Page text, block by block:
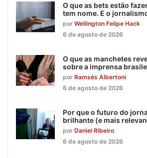
O que as bets estão
tem nome. E o
por Wellington Felipe Hack
6 de agosto de 2026
O que as manchetes
sobre a imprensa
por Ramsés Albertoni
6 de agosto de 2026
Por que o futuro do
brilhante (e mais
por Daniel Ribeiro
6 de agosto de 2026